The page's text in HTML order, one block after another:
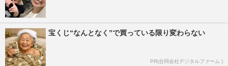
宝くじ“なんとなく”で買っている限り変わらない
PR(合同会社デジタルファーム )